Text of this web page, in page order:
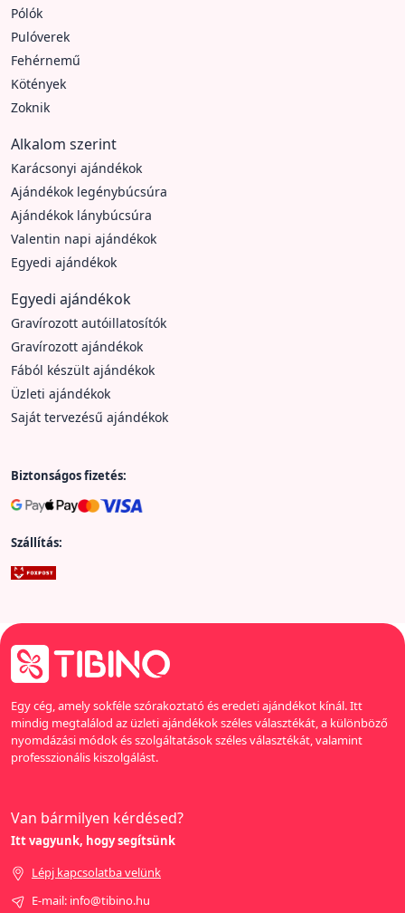
Pólók
Pulóverek
Fehérnemű
Kötények
Zoknik
Alkalom szerint
Karácsonyi ajándékok
Ajándékok legénybúcsúra
Ajándékok lánybúcsúra
Valentin napi ajándékok
Egyedi ajándékok
Egyedi ajándékok
Gravírozott autóillatosítók
Gravírozott ajándékok
Fából készült ajándékok
Üzleti ajándékok
Saját tervezésű ajándékok
Biztonságos fizetés:
Szállítás:
Egy cég, amely sokféle szórakoztató és eredeti ajándékot kínál. Itt
mindig megtalálod az üzleti ajándékok széles választékát, a különböző
nyomdázási módok és szolgáltatások széles választékát, valamint
professzionális kiszolgálást.
Van bármilyen kérdésed?
Itt vagyunk, hogy segítsünk
Lépj kapcsolatba velünk
E-mail: info@tibino.hu